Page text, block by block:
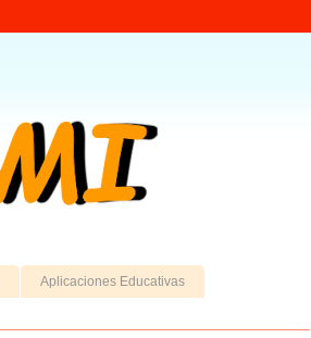
Aplicaciones Educativas